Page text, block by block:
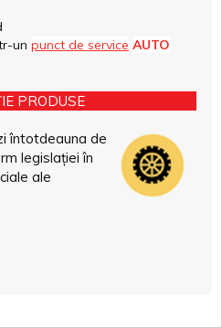
un punct de service AUTO
PRODUSE
întotdeauna de
legislației în
ale